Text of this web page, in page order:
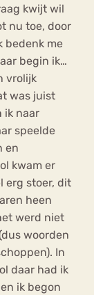
kwijt wil
nu toe, door
bedenk me
begin ik…
vrolijk
was juist
ik naar
speelde
en
kwam er
erg stoer, dit
heen
werd niet
woorden
In
daar had ik
ik begon